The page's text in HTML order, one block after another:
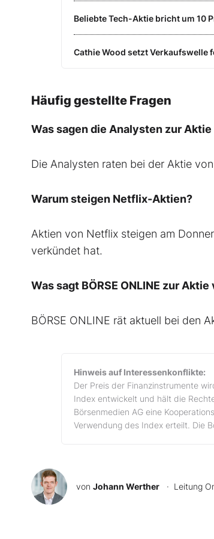
Beliebte Tech-Aktie bricht um 10
Cathie Wood setzt Verkaufswelle
Häufig gestellte Fragen
Was sagen die Analysten zur
Die Analysten raten bei der Aktie
Warum steigen Netflix-Aktien?
Aktien von Netflix steigen am
verkündet hat.
Was sagt BÖRSE ONLINE zur
BÖRSE ONLINE rät aktuell bei den
Hinweis auf Interessenkonflikte:
Der Preis der Finanzinstrumente
Index entwickelt und hält die
Börsenmedien AG eine
Verwendung des Index erteilt. Die
von Johann Werther · Leitung